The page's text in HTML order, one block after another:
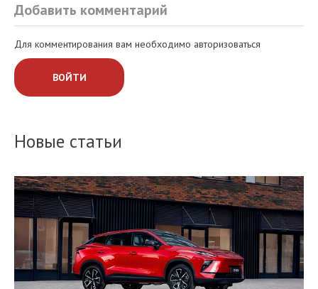
Добавить комментарий
Для комментирования вам необходимо авторизоваться
ВОЙТИ
Новые статьи